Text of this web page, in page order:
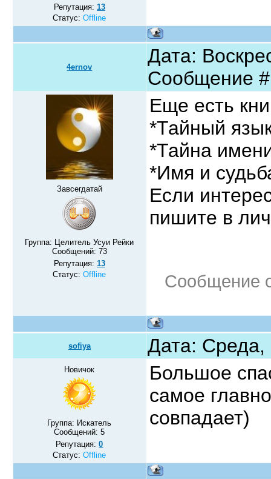
Репутация: 13
Статус:Offline
4ernov
Дата:
Сообщение
Завсегдатай
Группа: Целитель Усуи Рейки
Сообщений: 73
Репутация: 13
Статус:Offline
Еще есть
*Тайный
*Тайна
*Имя и
Если
пишите в
Сообщение
sofiya Дата:
Новичок
Группа: Искатель
Сообщений:5
Репутация:0
Статус:Offline
Большое
самое
совпадает)